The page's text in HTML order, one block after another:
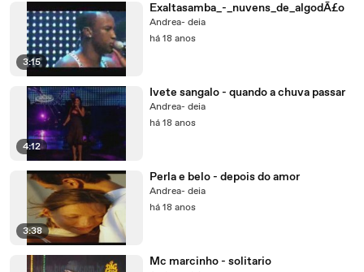
3:15
Exaltasamba_-_nuvens_de_algodÃ£o
Andrea- deia
há 18 anos
4:12
Ivete sangalo - quando a chuva passar
Andrea- deia
há 18 anos
3:38
Perla e belo - depois do amor
Andrea- deia
há 18 anos
Mc marcinho - solitario